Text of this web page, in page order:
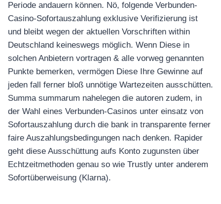
Periode andauern können. Nö, folgende Verbunden-
Casino-Sofortauszahlung exklusive Verifizierung ist
und bleibt wegen der aktuellen Vorschriften within
Deutschland keineswegs möglich. Wenn Diese in
solchen Anbietern vortragen & alle vorweg genannten
Punkte bemerken, vermögen Diese Ihre Gewinne auf
jeden fall ferner bloß unnötige Wartezeiten ausschütten.
Summa summarum nahelegen die autoren zudem, in
der Wahl eines Verbunden-Casinos unter einsatz von
Sofortauszahlung durch die bank in transparente ferner
faire Auszahlungsbedingungen nach denken. Rapider
geht diese Ausschüttung aufs Konto zugunsten über
Echtzeitmethoden genau so wie Trustly unter anderem
Sofortüberweisung (Klarna).